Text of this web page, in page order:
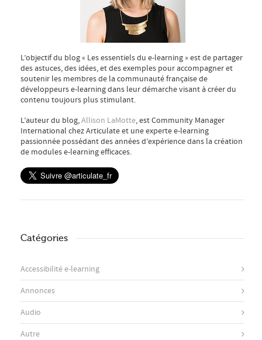
L’objectif du blog « Les essentiels du e-learning » est de partager
des astuces, des idées, et des exemples pour accompagner et
soutenir les membres de la communauté française de
développeurs e-learning dans leur démarche visant à créer du
contenu toujours plus stimulant.
L’auteur du blog,Allison LaMotte, est Community Manager
International chez Articulate et une experte e-learning
passionnée possédant des années d’expérience dans la création
de modules e-learning efficaces.
Catégories
Accessibilité e-learning
Annonces
Audio
Autre